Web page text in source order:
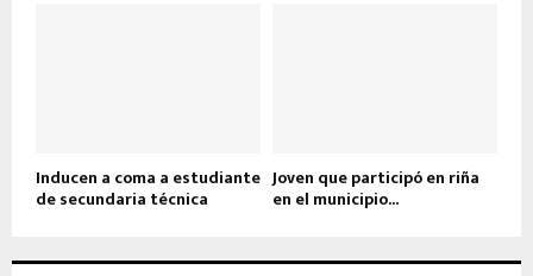
Inducen a coma a estudiante
de secundaria técnica
Joven que participó en riña
en el municipio...